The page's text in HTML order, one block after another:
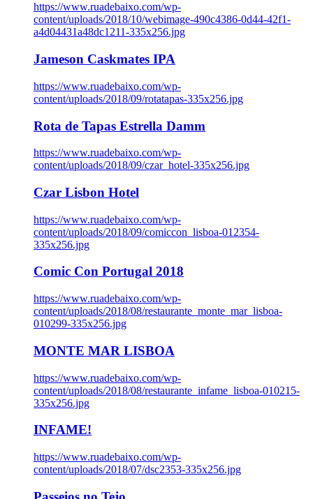
https://www.ruadebaixo.com/wp-
content/uploads/2018/10/webimage-490c4386-0d44-42f1-
a4d04431a48dc1211-335x256.jpg
Jameson Caskmates IPA
https://www.ruadebaixo.com/wp-
content/uploads/2018/09/rotatapas-335x256.jpg
Rota de Tapas Estrella Damm
https://www.ruadebaixo.com/wp-
content/uploads/2018/09/czar_hotel-335x256.jpg
Czar Lisbon Hotel
https://www.ruadebaixo.com/wp-
content/uploads/2018/09/comiccon_lisboa-012354-
335x256.jpg
Comic Con Portugal 2018
https://www.ruadebaixo.com/wp-
content/uploads/2018/08/restaurante_monte_mar_lisboa-
010299-335x256.jpg
MONTE MAR LISBOA
https://www.ruadebaixo.com/wp-
content/uploads/2018/08/restaurante_infame_lisboa-010215-
335x256.jpg
INFAME!
https://www.ruadebaixo.com/wp-
content/uploads/2018/07/dsc2353-335x256.jpg